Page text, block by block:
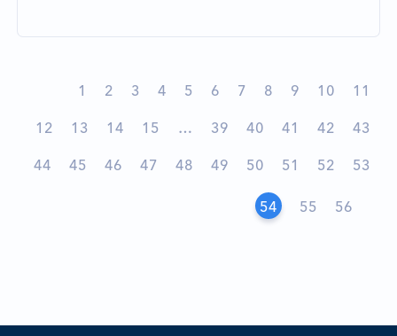
1 2 3 4 5 6 7 8 9 10 11
12 13 14 15 … 39 40 41 42 43
44 45 46 47 48 49 50 51 52 53
54 55 56